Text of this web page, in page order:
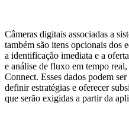
Câmeras digitais associadas a
também são itens opcionais dos
a identificação imediata e a
e análise de fluxo em tempo
Connect. Esses dados podem
definir estratégias e oferecer
que serão exigidas a partir da